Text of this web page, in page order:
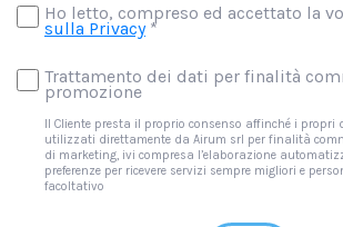
Ho letto, compreso ed accettato la
sulla Privacy*
Trattamento dei dati per finalità
promozione
Il Cliente presta il proprio consenso affinché i propri
utilizzati direttamente da Airum srl per finalità
di marketing, ivi compresa l’elaborazione
preferenze per ricevere servizi sempre migliori e
facoltativo